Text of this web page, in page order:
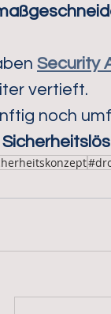
Security
vertieft.
noch